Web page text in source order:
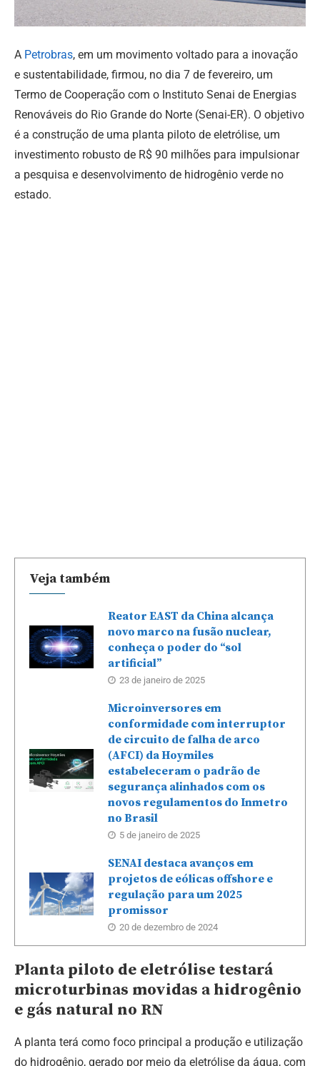
A Petrobras, em um movimento voltado para a inovação
e sustentabilidade, firmou, no dia 7 de fevereiro, um
Termo de Cooperação com o Instituto Senai de Energias
Renováveis do Rio Grande do Norte (Senai-ER). O objetivo
é a construção de uma planta piloto de eletrólise, um
investimento robusto de R$ 90 milhões para impulsionar
a pesquisa e desenvolvimento de hidrogênio verde no
estado.
Veja também
Reator EAST da China alcança
novo marco na fusão nuclear,
conheça o poder do “sol
artificial”
23 de janeiro de 2025
Microinversores em
conformidade com interruptor
de circuito de falha de arco
(AFCI) da Hoymiles
estabeleceram o padrão de
segurança alinhados com os
novos regulamentos do Inmetro
no Brasil
5 de janeiro de 2025
SENAI destaca avanços em
projetos de eólicas offshore e
regulação para um 2025
promissor
20 de dezembro de 2024
Planta piloto de eletrólise testará
microturbinas movidas a hidrogênio
e gás natural no RN
A planta terá como foco principal a produção e utilização
do hidrogênio, gerado por meio da eletrólise da água, com